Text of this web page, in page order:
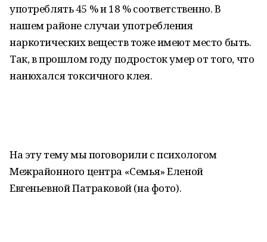
употреблять 45 % и 18 % соответственно. В
нашем районе случаи употребления
наркотических веществ тоже имеют место быть.
Так, в прошлом году подросток умер от того, что
нанюхался токсичного клея.
На эту тему мы поговорили с психологом
Межрайонного центра «Семья» Еленой
Евгеньевной Патраковой (на фото).